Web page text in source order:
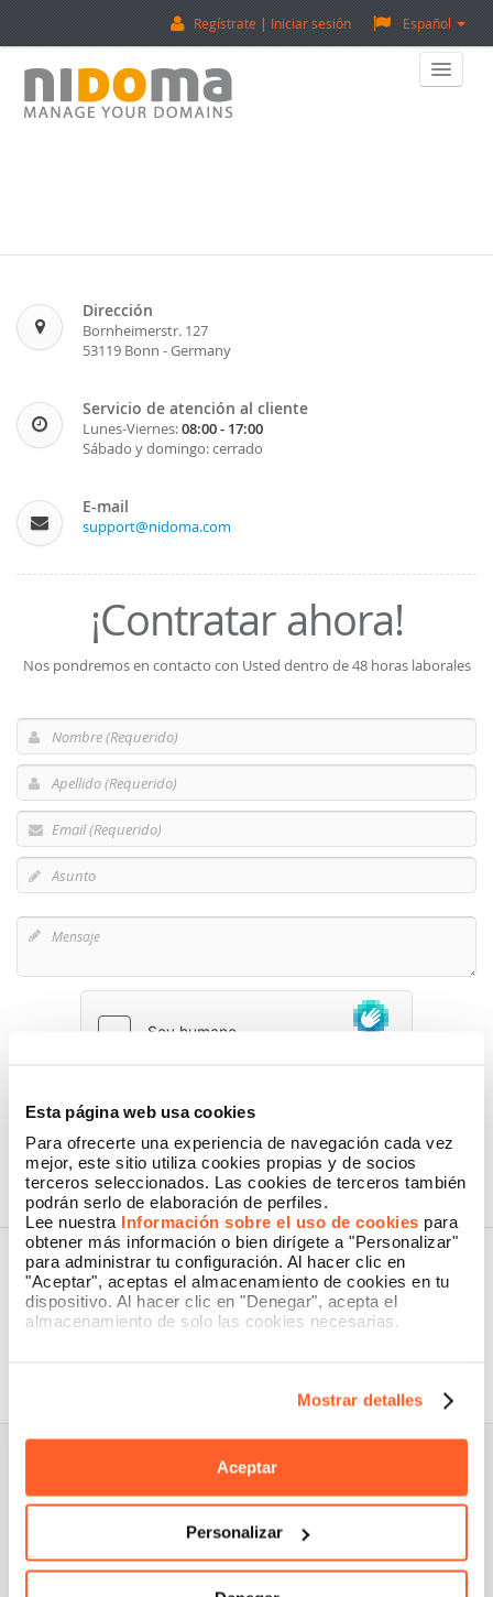
Esta página web usa cookies
Para ofrecerte una experiencia de navegación cada vez
mejor, este sitio utiliza cookies propias y de socios
terceros seleccionados. Las cookies de terceros también
podrán serlo de elaboración de perfiles.
Lee nuestra Información sobre el uso de cookies para
obtener más información o bien dirígete a "Personalizar"
para administrar tu configuración. Al hacer clic en
"Aceptar", aceptas el almacenamiento de cookies en tu
dispositivo. Al hacer clic en "Denegar", acepta el
almacenamiento de solo las cookies necesarias.
Mostrar detalles
Aceptar
Personalizar
Español
Regístrate Iniciar sesión
Vender Dominios
Tasación De Dominios
Backorder
Sobre Nosotros
¡Contactanos!
Dirección
Bornheimerstr. 127
53119 Bonn - Germany
Servicio de atención al cliente
Lunes-Viernes:08:00 - 17:00
Sábado y domingo: cerrado
E-mail
support@nidoma.com
¡Contratar ahora!
Nos pondremos en contacto con Usted dentro de 48 horas laborales
de Namecase GmbH
Quiénes somos
Privacidad